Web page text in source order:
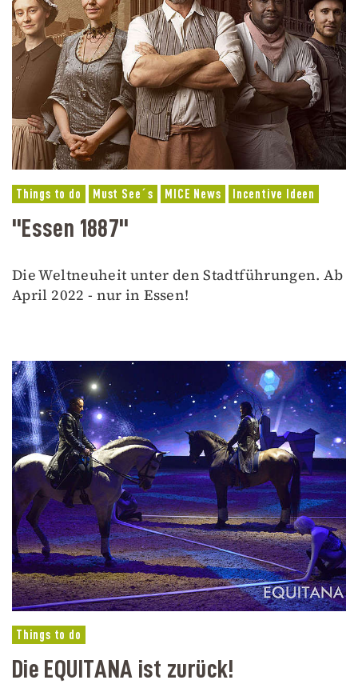
Things to do Must See´s MICE News Incentive Ideen
"Essen 1887"
Die Weltneuheit unter den Stadtführungen. Ab
April 2022 - nur in Essen!
Things to do
Die EQUITANA ist zurück!